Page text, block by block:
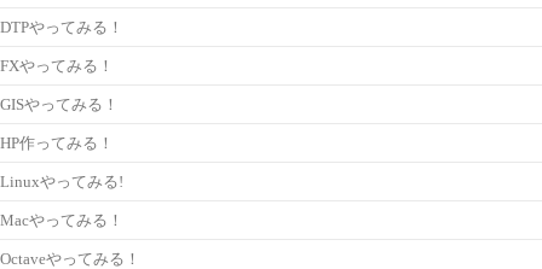
DTPやってみる！
FXやってみる！
GISやってみる！
HP作ってみる！
Linuxやってみる!
Macやってみる！
Octaveやってみる！